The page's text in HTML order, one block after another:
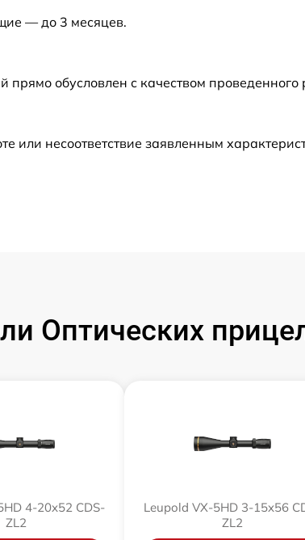
от 60 мин
от 60 мин
— до 3 месяцев.
прямо обусловлен с качеством
или несоответствие заявленным
Оптических
4-20x52 CDS-
ZL2
Leupold VX-5HD 3-15x56
ZL2